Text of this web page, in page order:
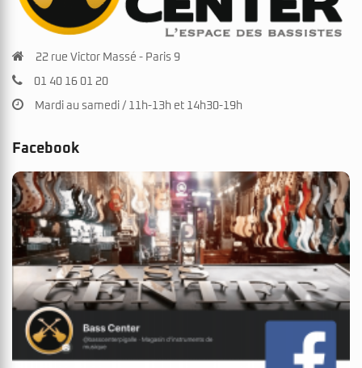
22 rue Victor Massé - Paris 9
01 40 16 01 20
Mardi au samedi / 11h-13h et 14h30-19h
Facebook